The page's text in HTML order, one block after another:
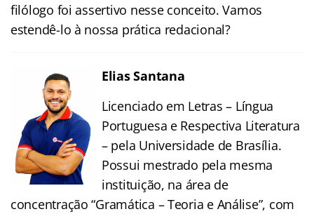
filólogo foi assertivo nesse conceito. Vamos
estendê-lo à nossa prática redacional?
Elias Santana
Licenciado em Letras – Língua
Portuguesa e Respectiva Literatura
– pela Universidade de Brasília.
Possui mestrado pela mesma
instituição, na área de
concentração “Gramática – Teoria e Análise”, com